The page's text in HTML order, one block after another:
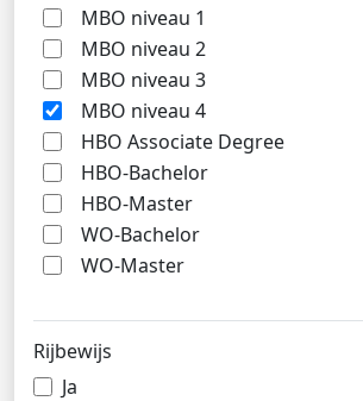
MBO niveau 1
MBO niveau 2
MBO niveau 3
MBO niveau 4
HBO Associate Degree
HBO-Bachelor
HBO-Master
WO-Bachelor
WO-Master
Rijbewijs
Ja